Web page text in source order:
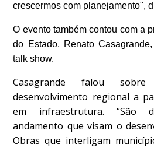
crescermos com planejamento",
O evento também contou com a
do Estado, Renato
talk show.
Casagrande falou
desenvolvimento regional a
em infraestrutura. “São
andamento que visam o
Obras que interligam